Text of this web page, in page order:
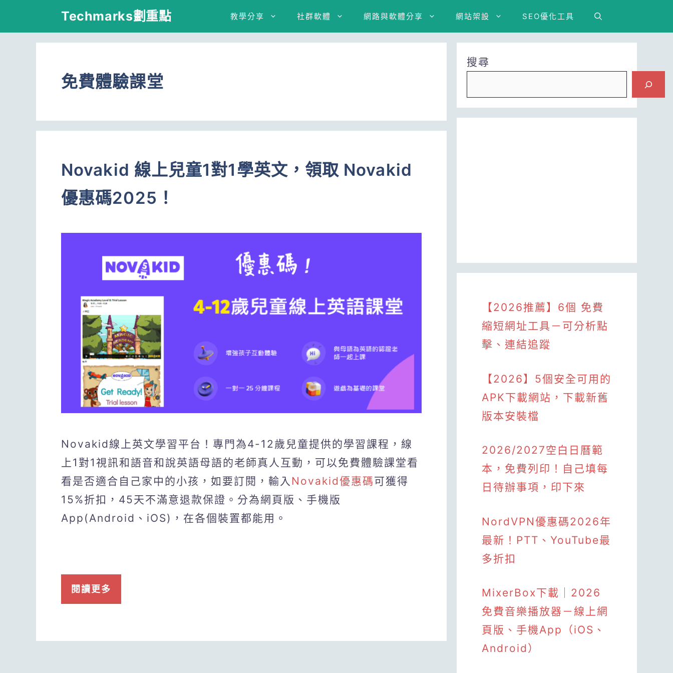
Techmarks劃重點 教學分享 社群軟體 網路與軟體分享 網站架設 SEO優化工具
免費體驗課堂
Novakid 線上兒童1對1學英文，領取 Novakid
優惠碼2025！
Novakid線上英文學習平台！專門為4-12歲兒童提供的學習課程，線
上1對1視訊和語音和說英語母語的老師真人互動，可以免費體驗課堂看
看是否適合自己家中的小孩，如要訂閱，輸入 Novakid優惠碼可獲得
15%折扣，45天不滿意退款保證。分為網頁版、手機版
App(Android、iOS)，在各個裝置都能用。
閱讀更多
搜尋
【2026推薦】6個 免費
縮短網址工具－可分析點
擊、連結追蹤
【2026】5個安全可用的
APK下載網站，下載新舊
版本安裝檔
2026/2027空白日曆範
本，免費列印！自己填每
日待辦事項，印下來
NordVPN優惠碼2026年
最新！PTT、YouTube最
多折扣
MixerBox下載｜2026
免費音樂播放器－線上網
頁版、手機App（iOS、
Android）